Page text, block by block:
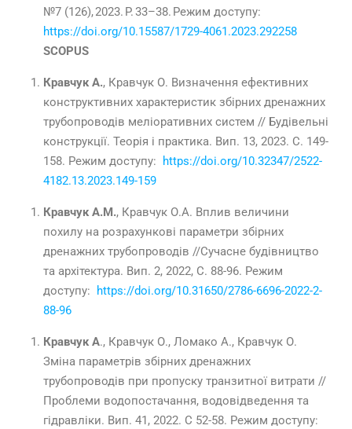
№7 (126), 2023. P.33–38. Режим доступу:
https://doi.org/10.15587/1729-4061.2023.292258
SCOPUS
Кравчук А., Кравчук О. Визначення ефективних
конструктивних характеристик збірних дренажних
трубопроводів меліоративних систем // Будівельні
конструкції. Теорія і практика. Вип. 13, 2023. С. 149-
158. Режим доступу:
https://doi.org/10.32347/2522-
4182.13.2023.149-159
Кравчук А.М., Кравчук О.А. Вплив величини
похилу на розрахункові параметри збірних
дренажних трубопроводів //Сучасне будівництво
та архітектура. Вип. 2, 2022, С. 88-96. Режим
доступу:
https://doi.org/10.31650/2786-6696-2022-2-
88-96
Кравчук А., Кравчук О., Ломако А., Кравчук О.
Зміна параметрів збірних дренажних
трубопроводів при пропуску транзитної витрати //
Проблеми водопостачання, водовідведення та
гідравліки. Вип. 41, 2022. С 52-58. Режим доступу: